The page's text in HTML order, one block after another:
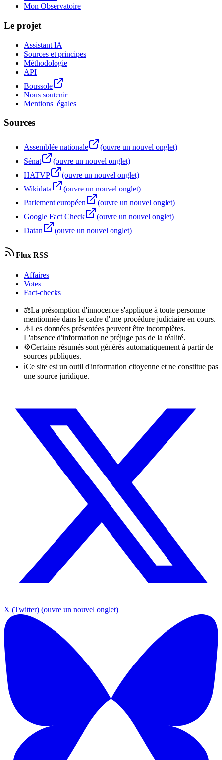
Mon Observatoire
Le projet
Assistant IA
Sources et principes
Méthodologie
API
Boussole
Nous soutenir
Mentions légales
Sources
Assemblée nationale
(ouvre un nouvel onglet)
Sénat
(ouvre un nouvel onglet)
HATVP
(ouvre un nouvel onglet)
Wikidata
(ouvre un nouvel onglet)
Parlement européen
(ouvre un nouvel onglet)
Google Fact Check
(ouvre un nouvel onglet)
Datan
(ouvre un nouvel onglet)
Flux RSS
Affaires
Votes
Fact-checks
⚖La présomption d'innocence s'applique à toute personne
mentionnée dans le cadre d'une procédure judiciaire en cours.
⚠Les données présentées peuvent être incomplètes.
L'absence d'information ne préjuge pas de la réalité.
⚙Certains résumés sont générés automatiquement à partir de
sources publiques.
ℹCe site est un outil d'information citoyenne et ne constitue pas
une source juridique.
X (Twitter) (ouvre un nouvel onglet)